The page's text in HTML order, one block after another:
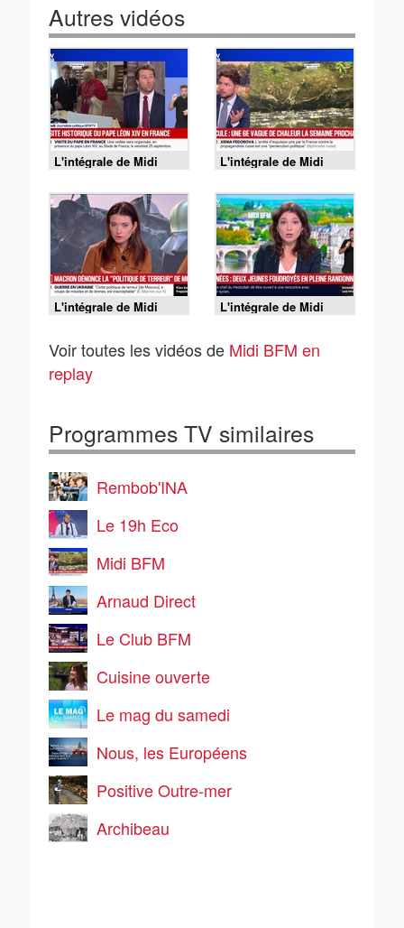
Autres vidéos
L'intégrale de Midi
BFM du vendredi 7
août 2026
L'intégrale de Midi
BFM du jeudi 6 août
2026
L'intégrale de Midi
BFM du mercredi 5
L'intégrale de Midi
BFM du mardi 4 août
Voir toutes les vidéos de Midi BFM en
replay
Programmes TV similaires
Rembob'INA
Le 19h Eco
Midi BFM
Arnaud Direct
Le Club BFM
Cuisine ouverte
Le mag du samedi
Nous, les Européens
Positive Outre-mer
Archibeau